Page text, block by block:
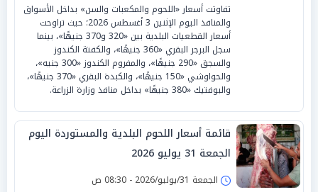
تفاوتت أسعار «اللحوم والمكعبات والسن» بداخل الأسواق
والمنافذ اليوم الإثنين 3 أغسطس 2026؛ حيث تراوحت
أسعار القطعيات البلدية بين «320 و370 جنيهًا»، بينما
سجل البرجر البقري «360 جنيهًا»، والكفتة الكندوز
والسجق «290 جنيهًا»، والمفروم الكندوز «300 جنيه»،
والحواوشي «150 جنيهًا»، والكبدة البقري «370 جنيهًا»،
والبوفتيك «380 جنيهًا» بداخل منافذ وزارة الزراعة.
قائمة أسعار اللحوم البلدية والمستوردة اليوم
الجمعة 31 يوليو 2026
الجمعة 31/يوليو/2026 - 08:30 ص